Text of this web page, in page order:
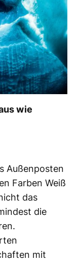
wie
Außenposten
Farben Weiß
das
die
mit